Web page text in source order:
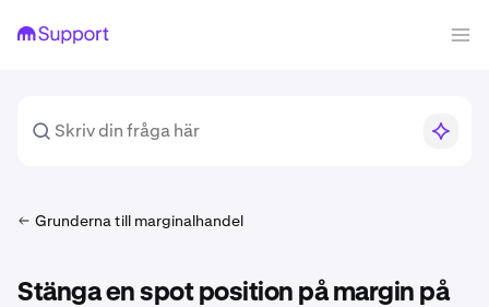
Grunderna till marginalhandel
Stänga en spot position på margin på